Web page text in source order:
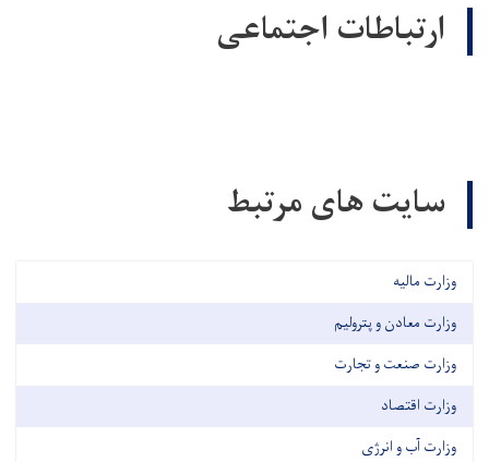
ارتباطات اجتماعی
سایت های مرتبط
وزارت مالیه
وزارت معادن و پترولیم
وزارت صنعت و تجارت
وزارت اقتصاد
وزارت آب و انرژی